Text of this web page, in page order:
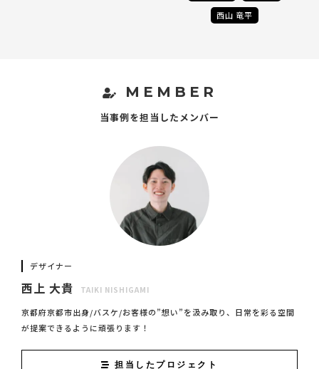
西山 竜平
MEMBER
当事例を担当したメンバー
デザイナー
西上 大貴 TAIKI NISHIGAMI
京都府京都市出身/バスケ/お客様の”想い”を汲み取り、日常を彩る空間
が提案できるように頑張ります！
担当したプロジェクト